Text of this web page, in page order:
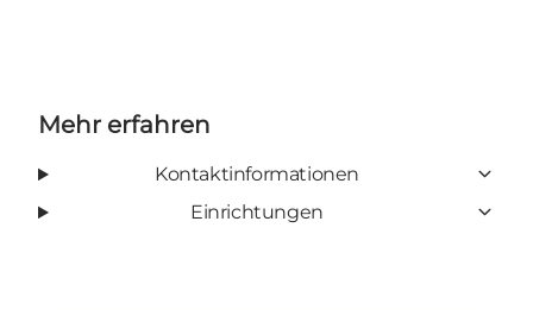
Mehr erfahren
Kontaktinformationen
Einrichtungen